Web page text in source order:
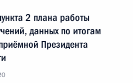
2 плана работы
данных по итогам
Президента